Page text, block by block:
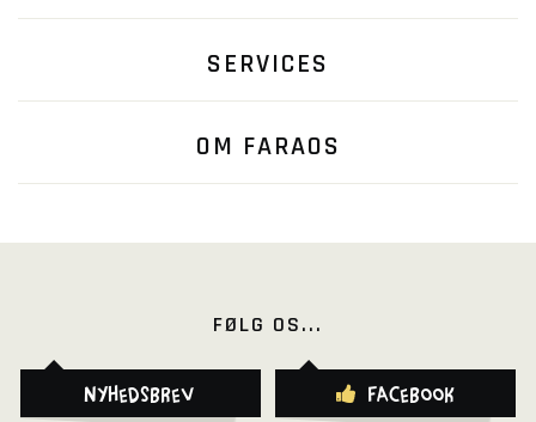
SERVICES
OM FARAOS
FØLG OS...
Nyhedsbrev Facebook